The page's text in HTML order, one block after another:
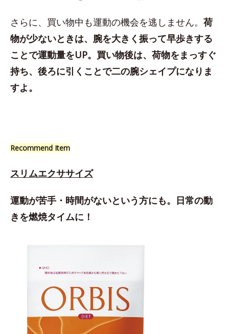
さらに、買い物中も運動の機会を逃しません。 荷
物が少ないときは、腕を大きく振って早歩きする
ことで運動量をUP。買い物後は、荷物をまっすぐ
持ち、後ろに引くことで二の腕シェイプになりま
すよ。
Recommend Item
スリムエクササイズ
運動が苦手・時間がないという方にも。日常の動
きを燃焼タイムに！